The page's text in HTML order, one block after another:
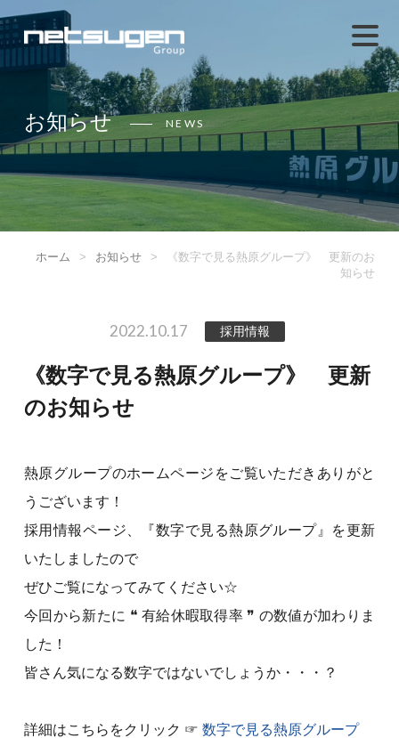
お知らせ NEWS
ホーム > お知らせ >
《数字で見る熱原グループ》 更新のお
知らせ
2022.10.17 採用情報
《数字で見る熱原グループ》 更新
のお知らせ
熱原グループのホームページをご覧いただきありがと
うございます！
採用情報ページ、『数字で見る熱原グループ』を更新
いたしましたので
ぜひご覧になってみてください☆
今回から新たに ❝ 有給休暇取得率 ❞ の数値が加わりま
した！
皆さん気になる数字ではないでしょうか・・・？
詳細はこちらをクリック ☞ 数字で見る熱原グループ